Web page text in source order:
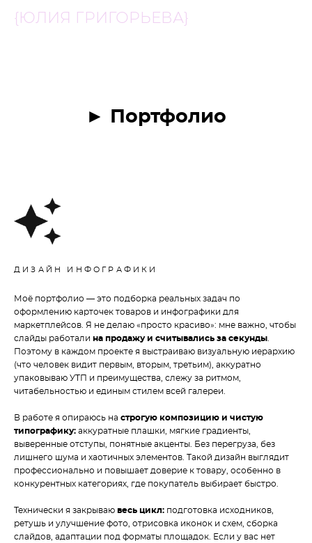
{ЮЛИЯ ГРИГОРЬЕВА}
► Портфолио
ДИЗАЙН ИНФОГРАФИКИ
Моё портфолио — это подборка реальных задач по
оформлению карточек товаров и инфографики для
маркетплейсов. Я не делаю «просто красиво»: мне важно, чтобы
слайды работали на продажу и считывались за секунды
Поэтому в каждом проекте я выстраиваю визуальную иерархию
(что человек видит первым, вторым, третьим), аккуратно
упаковываю УТП и преимущества, слежу за ритмом,
читабельностью и единым стилем всей галереи.
В работе я опираюсь на строгую композицию и чистую
типографику: аккуратные плашки, мягкие градиенты,
выверенные отступы, понятные акценты. Без перегруза, без
лишнего шума и хаотичных элементов. Такой дизайн выглядит
профессионально и повышает доверие к товару, особенно в
конкурентных категориях, где покупатель выбирает быстро.
Технически я закрываю весь цикл: подготовка исходников,
ретушь и улучшение фото, отрисовка иконок и схем, сборка
слайдов, адаптации под форматы площадок. Если у вас нет